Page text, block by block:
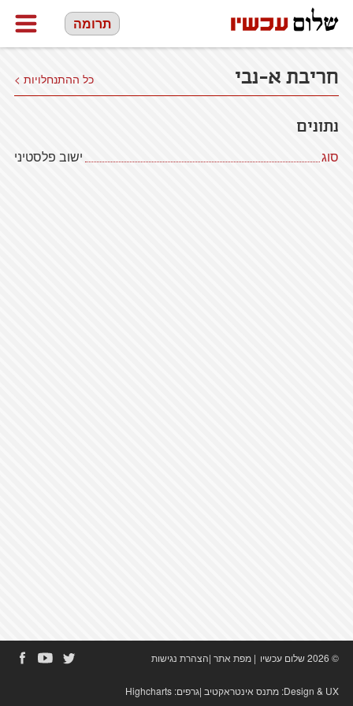
תרומה
חריבת א-נבי כל ההתנחלויות >
נתונים
סוג ישוב פלסטיני
© 2026 שלום עכשיו | מפת אתר|הצהרת נגישות
Design & UX: מתנס אינטראקטיב|גרפים: Highcharts